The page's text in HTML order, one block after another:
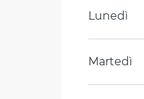
Lunedì
Martedì